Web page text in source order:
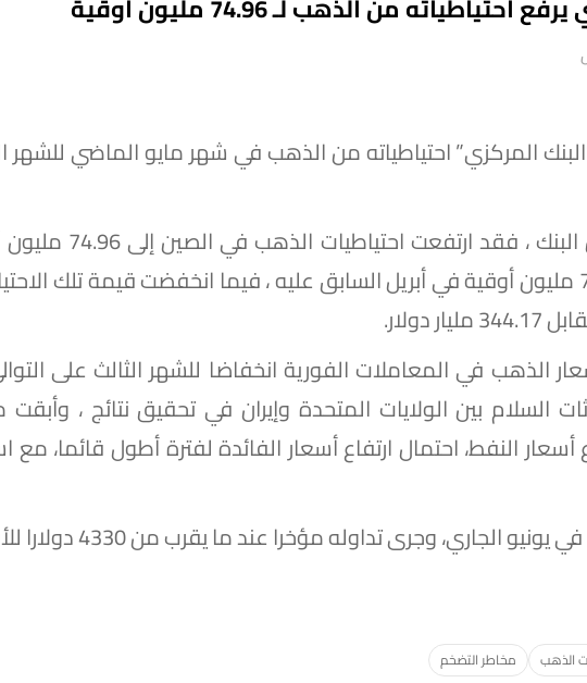
المركزي” احتياطياته من الذهب في شهر مايو الماضي ‌للشهر
وبحسب بيانات صادرة عن البنك ، فقد ارتفعت
بنهاية مايو ، ⁠مقابل 74.64 مليون أوقية في أبريل السابق عليه ، فيما انخفضت قيمة تلك
الذهب في ‌المعاملات ⁠الفورية انخفاضا للشهر الثالث على
السلام بين الولايات المتحدة وإيران في تحقيق ⁠نتائج ، وأبقت
النفط، احتمال ارتفاع أسعار الفائدة لفترة أطول ⁠قائما، مع
⁠وجرى تداوله مؤخرا عند ما يقرب من 4330 دولارا للأوقية.
الذهب مخاطر التضخم